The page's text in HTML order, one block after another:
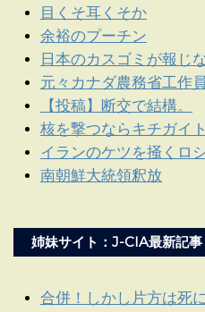
目くそ耳くそか
余裕のプーチン
日本のカスゴミが報じ
元々カナダ農務省工作員
【投稿】断交で結構。
核を撃つならキチガイ
イランのケツを掻くロ
南朝鮮大統領釈放
姉妹サイト：J-CIA最新記事
合併！しかし片方は死